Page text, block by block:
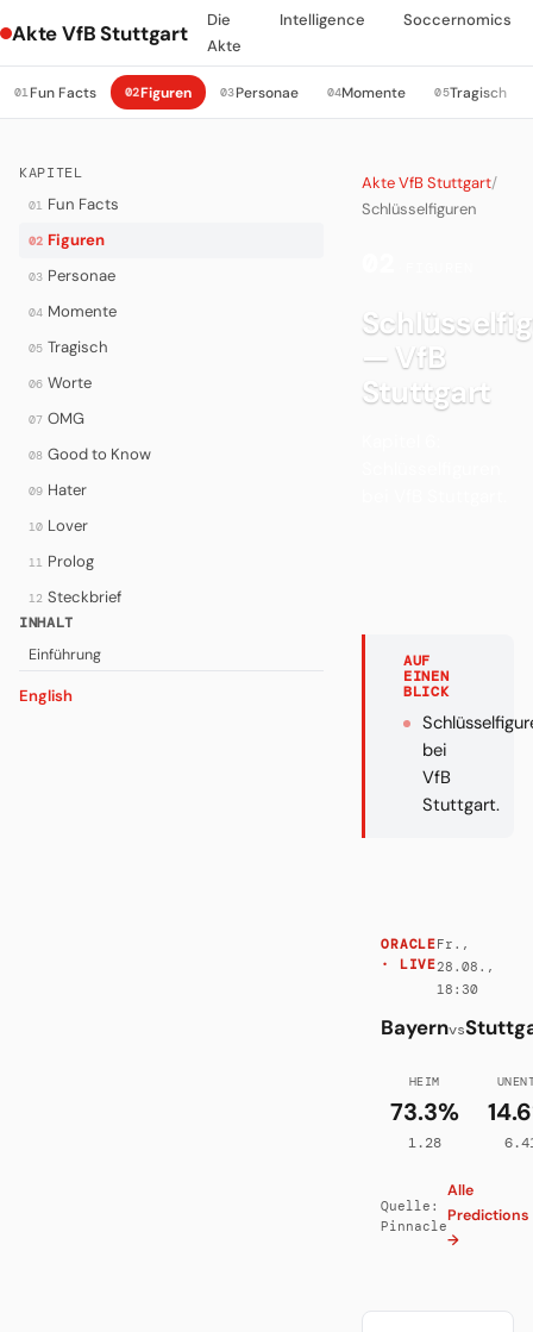
Akte VfB Stuttgart
Die
Akte
Intelligence Soccernomics
01Fun Facts 02Figuren 03Personae 04Momente 05Tragisch
KAPITEL
01 Fun Facts
02 Figuren
03 Personae
04 Momente
05 Tragisch
06 Worte
07 OMG
08 Good to Know
09 Hater
10 Lover
11 Prolog
12 Steckbrief
INHALT
Einführung
English
Akte VfB Stuttgart/
Schlüsselfiguren
— VfB
Stuttgart
AUF
EINEN
BLICK
bei
VfB
Stuttgart.
ORACLE
· LIVE
Fr.,
28.08.,
18:30
Bayernvs
HEIM
73.3%
1.28
Quelle:
Pinnacle
Alle
Predictions
→